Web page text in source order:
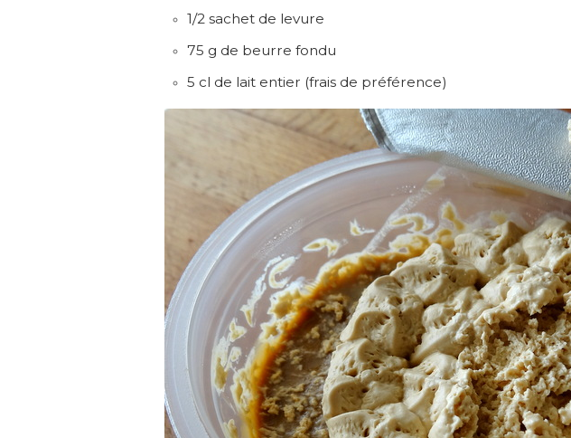
1/2 sachet de levure
75 g de beurre fondu
5 cl de lait entier (frais de préférence)